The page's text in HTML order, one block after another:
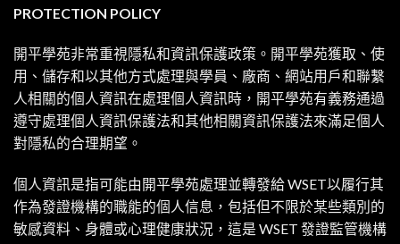
PROTECTION POLICY
開平學苑非常重視隱私和資訊保護政策。開平學苑獲取、使
用、儲存和以其他方式處理與學員、廠商、網站用戶和聯繫
人相關的個人資訊在處理個人資訊時，開平學苑有義務通過
遵守處理個人資訊保護法和其他相關資訊保護法來滿足個人
對隱私的合理期望。
個人資訊是指可能由開平學苑處理並轉發給 WSET以履行其
作為發證機構的職能的個人信息，包括但不限於某些類別的
敏感資料、身體或心理健康狀況，這是 WSET 發證監管機構